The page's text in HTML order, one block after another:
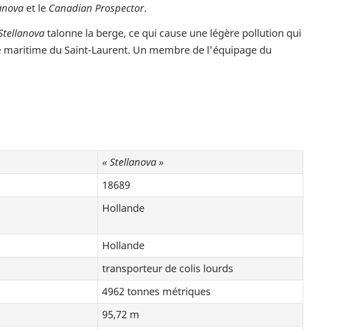
et le Canadian Prospector.
talonne la berge, ce qui cause une légère pollution qui
du Saint-Laurent. Un membre de l'équipage du
« Stellanova »
18689
Hollande
Hollande
transporteur de colis lourds
4962 tonnes métriques
95,72 m